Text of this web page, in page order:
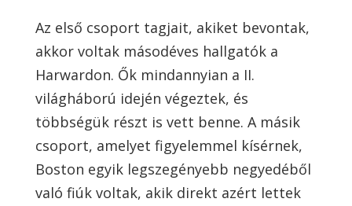
Az első csoport tagjait, akiket bevontak,
akkor voltak másodéves hallgatók a
Harwardon. Ők mindannyian a II.
világháború idején végeztek, és
többségük részt is vett benne. A másik
csoport, amelyet figyelemmel kísérnek,
Boston egyik legszegényebb negyedéből
való fiúk voltak, akik direkt azért lettek